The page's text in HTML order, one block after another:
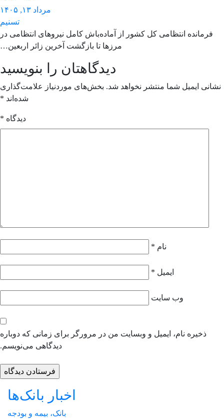
مرداد ۱۳, ۱۴۰۵
تسنیم
فرمانده انتظامی کل کشور از آماده‌باش کامل نیروهای انتظامی در
مرزها تا بازگشت آخرین زائر اربعین…
دیدگاهتان را بنویسید
ایمیل شما منتشر نخواهد شد. بخش‌های موردنیاز علامت‌گذاری
شده‌اند *
دیدگاه*
نام*
ایمیل*
وب‌ سایت
ذخیره نام، ایمیل و وبسایت من در مرورگر برای زمانی که دوباره
دیدگاهی می‌نویسم.
اخبار بانک‌ها
بانک، بیمه و بودجه